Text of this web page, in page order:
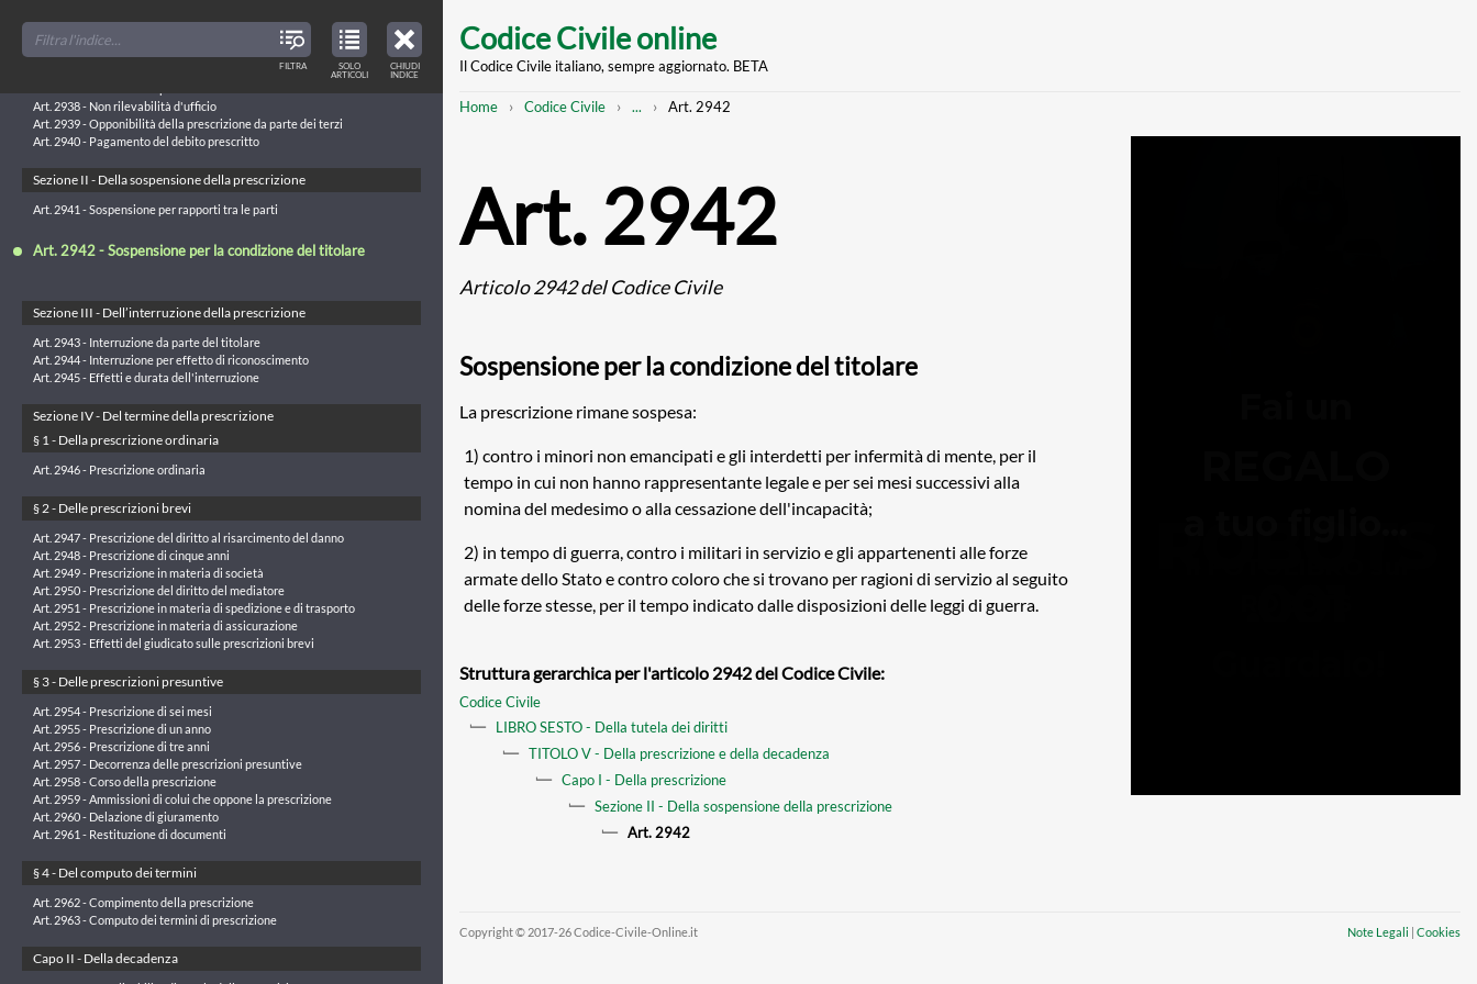
TABLE
OF
CONTENTS
CHIUDI
INDICE
main
Codice Civile online
Il Codice Civile italiano, sempre aggiornato. BETA
Breadcrumb
Home Codice Civile
Mostra
... Art. 2942
Art. 2942
Articolo 2942 del Codice Civile
Sospensione per la condizione del titolare
La prescrizione rimane sospesa:
1) contro i minori non emancipati e gli interdetti per infermità di mente, per il
tempo in cui non hanno rappresentante legale e per sei mesi successivi alla
nomina del medesimo o alla cessazione dell'incapacità;
2) in tempo di guerra, contro i militari in servizio e gli appartenenti alle forze
armate dello Stato e contro coloro che si trovano per ragioni di servizio al seguito
delle forze stesse, per il tempo indicato dalle disposizioni delle leggi di guerra.
Struttura gerarchica per l'articolo 2942 del Codice Civile:
Codice Civile
LIBRO SESTO - Della tutela dei diritti
TITOLO V - Della prescrizione e della decadenza
Capo I - Della prescrizione
Sezione II - Della sospensione della prescrizione
Art. 2942
Copyright © 2017-26 Codice-Civile-Online.it Note Legali | Cookies
TOC
TITLES
FILTRA
VIEW
ONLY
ARTICLES
IN
TABLE
SOLO
ARTICOLI
Art. 2934 - Estinzione dei diritti
Art. 2936 - Inderogabilità delle norme sulla prescrizione
Art. 2938 - Non rilevabilità d'ufficio
Art. 2939 - Opponibilità della prescrizione da parte dei terzi
Art. 2940 - Pagamento del debito prescritto
Sezione II - Della sospensione della prescrizione
Art. 2941 - Sospensione per rapporti tra le parti
Art. 2942 - Sospensione per la condizione del titolare
Sezione III - Dell’interruzione della prescrizione
Art. 2943 - Interruzione da parte del titolare
Art. 2944 - Interruzione per effetto di riconoscimento
Art. 2945 - Effetti e durata dell'interruzione
Sezione IV - Del termine della prescrizione
§ 1 - Della prescrizione ordinaria
Art. 2946 - Prescrizione ordinaria
§ 2 - Delle prescrizioni brevi
Art. 2947 - Prescrizione del diritto al risarcimento del danno
Art. 2948 - Prescrizione di cinque anni
Art. 2949 - Prescrizione in materia di società
Art. 2950 - Prescrizione del diritto del mediatore
Art. 2951 - Prescrizione in materia di spedizione e di trasporto
Art. 2952 - Prescrizione in materia di assicurazione
Art. 2953 - Effetti del giudicato sulle prescrizioni brevi
§ 3 - Delle prescrizioni presuntive
Art. 2954 - Prescrizione di sei mesi
Art. 2955 - Prescrizione di un anno
Art. 2956 - Prescrizione di tre anni
Art. 2957 - Decorrenza delle prescrizioni presuntive
Art. 2958 - Corso della prescrizione
Art. 2959 - Ammissioni di colui che oppone la prescrizione
Art. 2960 - Delazione di giuramento
Art. 2961 - Restituzione di documenti
§ 4 - Del computo dei termini
Art. 2962 - Compimento della prescrizione
Art. 2963 - Computo dei termini di prescrizione
Capo II - Della decadenza